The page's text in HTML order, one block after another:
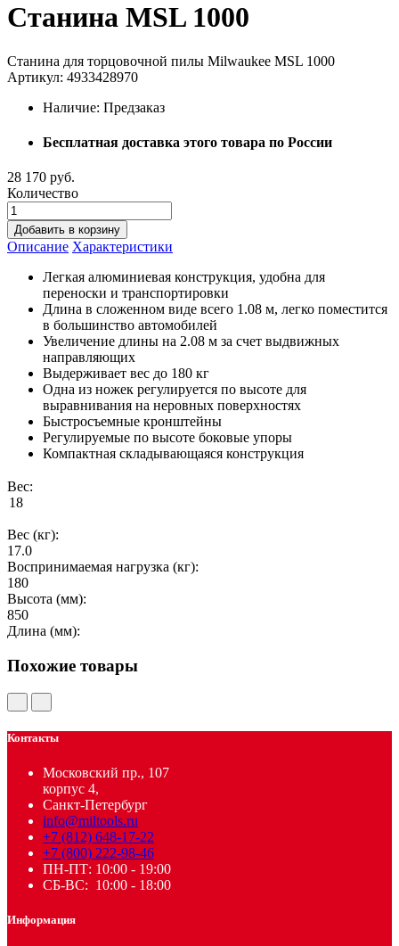
Станина MSL 1000
Станина для торцовочной пилы Milwaukee MSL 1000
Артикул: 4933428970
Наличие: Предзаказ
Бесплатная доставка этого товара по России
28 170 руб.
Количество
Добавить в корзину
Описание Характеристики
Легкая алюминиевая конструкция, удобна для
переноски и транспортировки
Длина в сложенном виде всего 1.08 м, легко поместится
в большинство автомобилей
Увеличение длины на 2.08 м за счет выдвижных
направляющих
Выдерживает вес до 180 кг
Одна из ножек регулируется по высоте для
выравнивания на неровных поверхностях
Быстросъемные кронштейны
Регулируемые по высоте боковые упоры
Компактная складывающаяся конструкция
Вес:
Вес (кг):
17.0
Воспринимаемая нагрузка (кг):
180
Высота (мм):
850
Длина (мм):
Похожие товары
Контакты
Московский пр., 107
корпус 4,
Санкт-Петербург
info@miltools.ru
+7 (812) 648-17-22
+7 (800) 222-98-46
ПН-ПТ: 10:00 - 19:00
СБ-ВС: 10:00 - 18:00
Информация